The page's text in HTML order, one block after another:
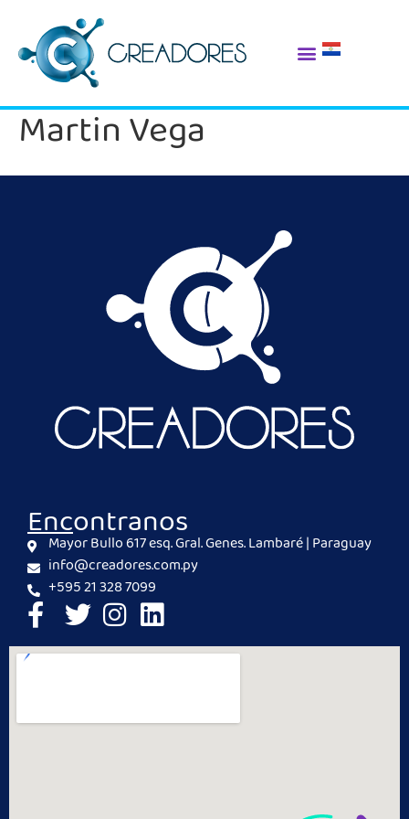
Martin Vega
Encontranos
Mayor Bullo 617 esq. Gral. Genes. Lambaré | Paraguay
info@creadores.com.py
+595 21 328 7099